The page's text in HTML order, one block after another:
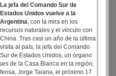
La jefa del Comando Sur de
Estados Unidos vuelve a la
Argentina, con la mira en los
recursos naturales y el vínculo con
China. Tras casi un año de la última
visita al país, la jefa del Comando
Sur de Estados Unidos, un órgano
de la Casa Blanca en la región,
Jorge Taiana, el próximo 17